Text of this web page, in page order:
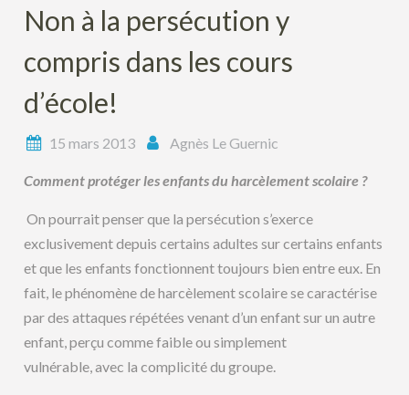
Non à la persécution y
compris dans les cours
d’école!
15 mars 2013 Agnès Le Guernic
Comment protéger les enfants du harcèlement scolaire ?
On pourrait penser que la persécution s’exerce
exclusivement depuis certains adultes sur certains enfants
et que les enfants fonctionnent toujours bien entre eux. En
fait, le phénomène de harcèlement scolaire se caractérise
par des attaques répétées venant d’un enfant sur un autre
enfant, perçu comme faible ou simplement
vulnérable, avec la complicité du groupe.